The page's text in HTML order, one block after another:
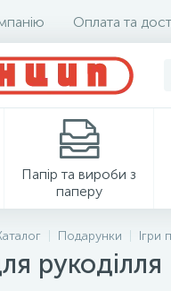
Оплата та
Папір та вироби з
паперу
Подарунки Ігри
рукоділля